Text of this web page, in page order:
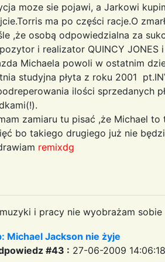
moze sie pojawi, a Jarkowi
ma po części racje.O
,że osobą odpowiedzialna za
i realizator QUINCY
Michaela powoli w ostatnim
studyjna płyta z roku 2001
ilości sprzedanych
zamiaru tu pisać ,że Michael
bo takiego drugiego już nie
remixdg
i pracy nie wyobrażam sobie
Michael Jackson nie żyje
#43 : 27-06-2009